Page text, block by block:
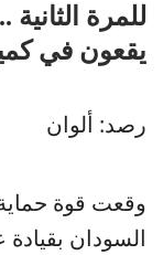
للمرة
يقعون في
رصد: ألوان
وقعت قوة
السودان